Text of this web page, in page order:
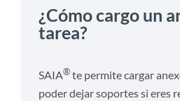
¿Cómo cargo un
tarea?
SAIA®te permite cargar
poder dejar soportes si eres